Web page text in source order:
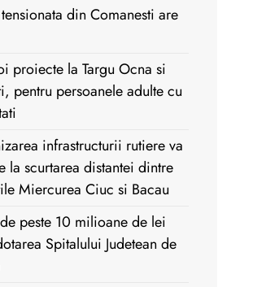
din Comanesti are
proiecte la Targu Ocna si
pentru persoanele adulte cu
infrastructurii rutiere va
la scurtarea distantei dintre
Miercurea Ciuc si Bacau
peste 10 milioane de lei
Spitalului Judetean de